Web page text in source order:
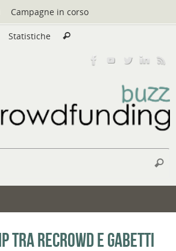
Campagne in corso
Statistiche Cerca
Cerca
tra Recrowd e Gabetti